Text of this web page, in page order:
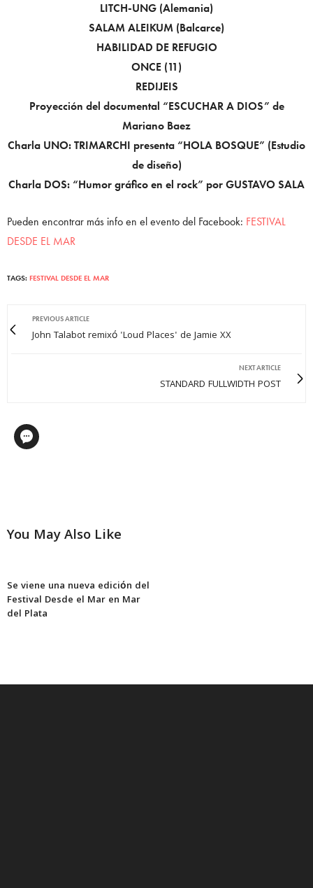
LITCH-UNG (Alemania)
SALAM ALEIKUM (Balcarce)
HABILIDAD DE REFUGIO
ONCE (11)
REDIJEIS
Proyección del documental “ESCUCHAR A DIOS” de
Mariano Baez
Charla UNO: TRIMARCHI presenta “HOLA BOSQUE” (Estudio
de diseño)
Charla DOS: “Humor gráfico en el rock” por GUSTAVO SALA
Pueden encontrar más info en el evento del Facebook: FESTIVAL
DESDE EL MAR
TAGS: FESTIVAL DESDE EL MAR
PREVIOUS ARTICLE
John Talabot remixó 'Loud Places' de Jamie XX
NEXT ARTICLE
STANDARD FULLWIDTH POST
You May Also Like
Se viene una nueva edición del
Festival Desde el Mar en Mar
del Plata